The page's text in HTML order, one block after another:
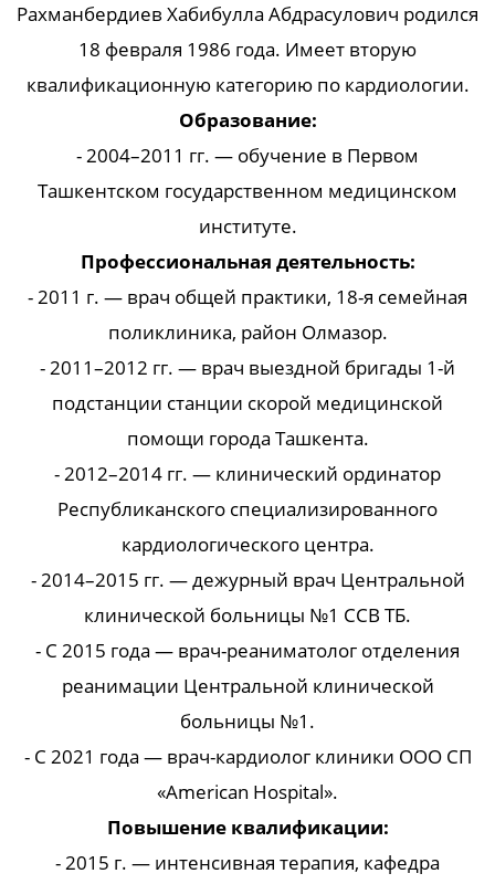
Рахманбердиев Хабибулла Абдрасулович родился
18 февраля 1986 года. Имеет вторую
квалификационную категорию по кардиологии.
Образование:
- 2004–2011 гг. — обучение в Первом
Ташкентском государственном медицинском
институте.
Профессиональная деятельность:
- 2011 г. — врач общей практики, 18-я семейная
поликлиника, район Олмазор.
- 2011–2012 гг. — врач выездной бригады 1-й
подстанции станции скорой медицинской
помощи города Ташкента.
- 2012–2014 гг. — клинический ординатор
Республиканского специализированного
кардиологического центра.
- 2014–2015 гг. — дежурный врач Центральной
клинической больницы №1 ССВ ТБ.
- С 2015 года — врач-реаниматолог отделения
реанимации Центральной клинической
больницы №1.
- С 2021 года — врач-кардиолог клиники ООО СП
«American Hospital».
Повышение квалификации:
- 2015 г. — интенсивная терапия, кафедра